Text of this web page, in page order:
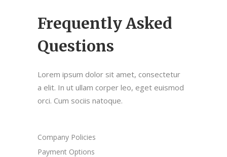
Frequently Asked
Questions
Lorem ipsum dolor sit amet, consectetur
a elit. In ut ullam corper leo, eget euismod
orci. Cum sociis natoque.
Company Policies
Payment Options